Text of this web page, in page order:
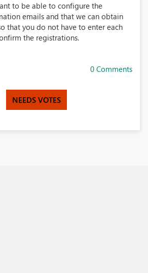
to be able to configure the
emails and that we can obtain
that you do not have to enter each
the registrations.
0 Comments
NEEDS VOTES